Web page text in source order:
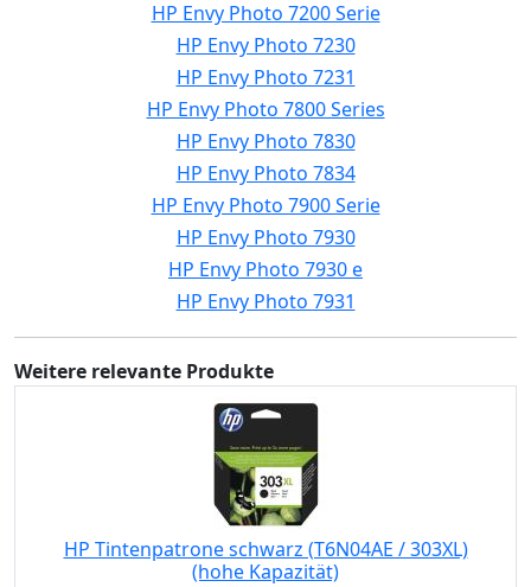
HP Envy Photo 7200 Serie
HP Envy Photo 7230
HP Envy Photo 7231
HP Envy Photo 7800 Series
HP Envy Photo 7830
HP Envy Photo 7834
HP Envy Photo 7900 Serie
HP Envy Photo 7930
HP Envy Photo 7930 e
HP Envy Photo 7931
Weitere relevante Produkte
HP Tintenpatrone schwarz (T6N04AE / 303XL)
(hohe Kapazität)